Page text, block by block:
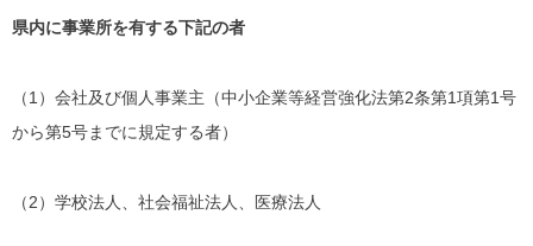
県内に事業所を有する下記の者
（1）会社及び個人事業主（中小企業等経営強化法第2条第1項第1号
から第5号までに規定する者）
（2）学校法人、社会福祉法人、医療法人